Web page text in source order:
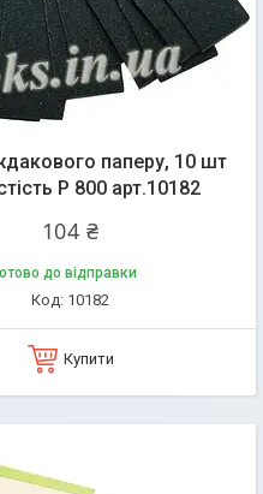
паперу, 10 шт
Р 800 арт.10182
104 ₴
до відправки
10182
Купити